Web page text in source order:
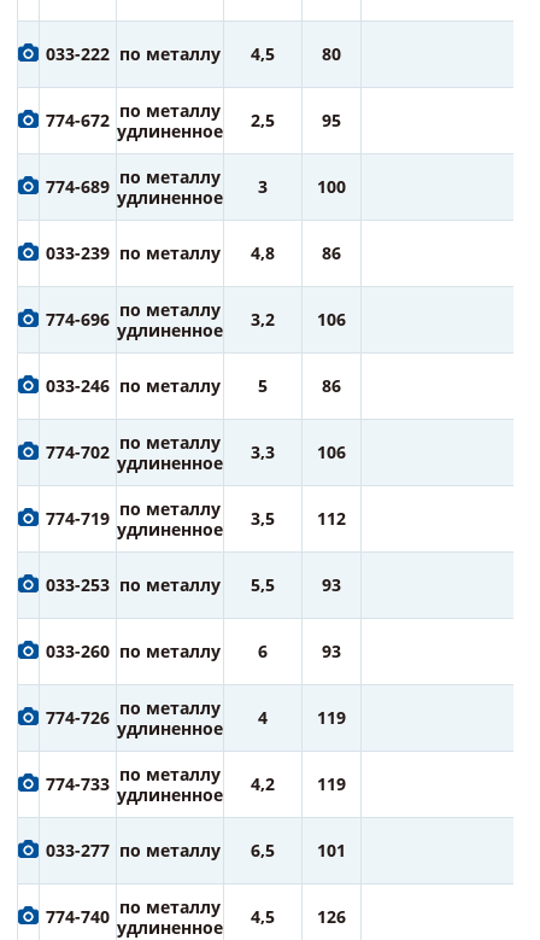
033-222 по металлу 4,5 80
774-672 по металлу
удлиненное
2,5 95
774-689 по металлу
удлиненное
3 100
033-239 по металлу 4,8 86
774-696 по металлу
удлиненное
3,2 106
033-246 по металлу 5 86
774-702 по металлу
удлиненное
3,3 106
774-719 по металлу
удлиненное
3,5 112
033-253 по металлу 5,5 93
033-260 по металлу 6 93
774-726 по металлу
удлиненное
4 119
774-733 по металлу
удлиненное
4,2 119
033-277 по металлу 6,5 101
774-740 по металлу
удлиненное
4,5 126